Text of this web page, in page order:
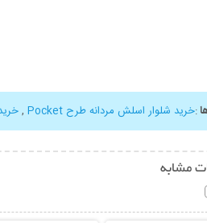
:خرید شلوار اسلش مردانه طرح Pocket ,
مشابه